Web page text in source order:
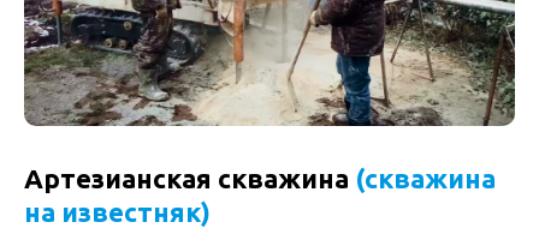
Артезианская скважина (скважина
на известняк)